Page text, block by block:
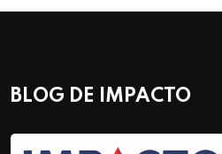
BLOG DE IMPACTO